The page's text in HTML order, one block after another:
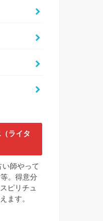
ライタ
師やって
。得意分
ピリチュ
ます。